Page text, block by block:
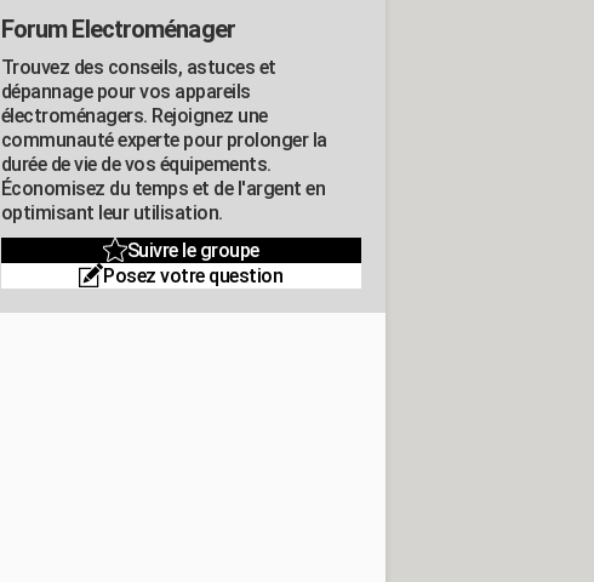
Forum Electroménager
Trouvez des conseils, astuces et
dépannage pour vos appareils
électroménagers. Rejoignez une
communauté experte pour prolonger la
durée de vie de vos équipements.
Économisez du temps et de l'argent en
optimisant leur utilisation.
Suivre le groupe
Posez votre question